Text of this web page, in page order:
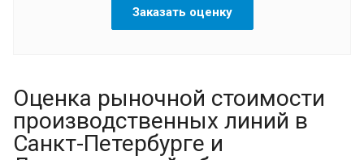
Заказать оценку
Оценка рыночной стоимости
производственных линий в
Санкт-Петербурге и